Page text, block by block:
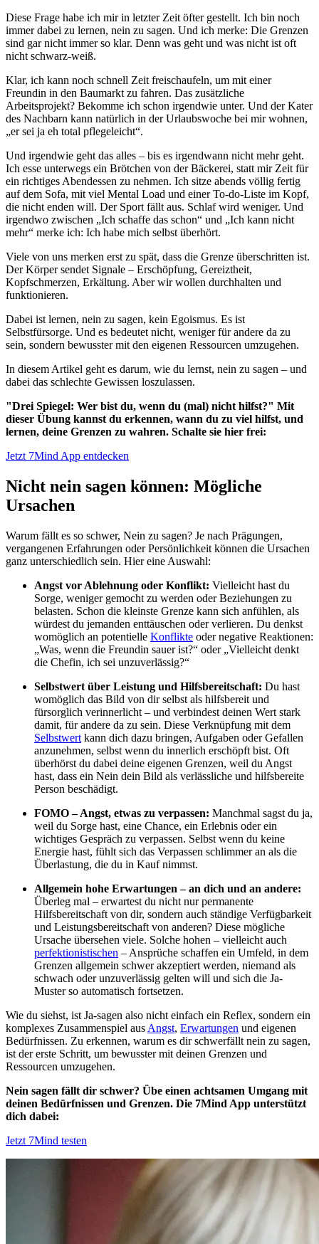
Diese Frage habe ich mir in letzter Zeit öfter gestellt. Ich bin noch
immer dabei zu lernen, nein zu sagen. Und ich merke: Die Grenzen
sind gar nicht immer so klar. Denn was geht und was nicht ist oft
nicht schwarz-weiß.
Klar, ich kann noch schnell Zeit freischaufeln, um mit einer
Freundin in den Baumarkt zu fahren. Das zusätzliche
Arbeitsprojekt? Bekomme ich schon irgendwie unter. Und der Kater
des Nachbarn kann natürlich in der Urlaubswoche bei mir wohnen,
„er sei ja eh total pflegeleicht“.
Und irgendwie geht das alles – bis es irgendwann nicht mehr geht.
Ich esse unterwegs ein Brötchen von der Bäckerei, statt mir Zeit für
ein richtiges Abendessen zu nehmen. Ich sitze abends völlig fertig
auf dem Sofa, mit viel Mental Load und einer To-do-Liste im Kopf,
die nicht enden will. Der Sport fällt aus. Schlaf wird weniger. Und
irgendwo zwischen „Ich schaffe das schon“ und „Ich kann nicht
mehr“ merke ich: Ich habe mich selbst überhört.
Viele von uns merken erst zu spät, dass die Grenze überschritten ist.
Der Körper sendet Signale – Erschöpfung, Gereiztheit,
Kopfschmerzen, Erkältung. Aber wir wollen durchhalten und
funktionieren.
Dabei ist lernen, nein zu sagen, kein Egoismus. Es ist
Selbstfürsorge. Und es bedeutet nicht, weniger für andere da zu
sein, sondern bewusster mit den eigenen Ressourcen umzugehen.
In diesem Artikel geht es darum, wie du lernst, nein zu sagen – und
dabei das schlechte Gewissen loszulassen.
"Drei Spiegel: Wer bist du, wenn du (mal) nicht hilfst?" Mit
dieser Übung kannst du erkennen, wann du zu viel hilfst, und
lernen, deine Grenzen zu wahren. Schalte sie hier frei:
Jetzt 7Mind App entdecken
Nicht nein sagen können: Mögliche
Ursachen
Warum fällt es so schwer, Nein zu sagen? Je nach Prägungen,
vergangenen Erfahrungen oder Persönlichkeit können die Ursachen
ganz unterschiedlich sein. Hier eine Auswahl:
Angst vor Ablehnung oder Konflikt: Vielleicht hast du
Sorge, weniger gemocht zu werden oder Beziehungen zu
belasten. Schon die kleinste Grenze kann sich anfühlen, als
würdest du jemanden enttäuschen oder verlieren. Du denkst
womöglich an potentielle Konflikte oder negative Reaktionen:
„Was, wenn die Freundin sauer ist?“ oder „Vielleicht denkt
die Chefin, ich sei unzuverlässig?“
Selbstwert über Leistung und Hilfsbereitschaft: Du hast
womöglich das Bild von dir selbst als hilfsbereit und
fürsorglich verinnerlicht – und verbindest deinen Wert stark
damit, für andere da zu sein. Diese Verknüpfung mit dem
Selbstwert kann dich dazu bringen, Aufgaben oder Gefallen
anzunehmen, selbst wenn du innerlich erschöpft bist. Oft
überhörst du dabei deine eigenen Grenzen, weil du Angst
hast, dass ein Nein dein Bild als verlässliche und hilfsbereite
Person beschädigt.
FOMO – Angst, etwas zu verpassen: Manchmal sagst du ja,
weil du Sorge hast, eine Chance, ein Erlebnis oder ein
wichtiges Gespräch zu verpassen. Selbst wenn du keine
Energie hast, fühlt sich das Verpassen schlimmer an als die
Überlastung, die du in Kauf nimmst.
Allgemein hohe Erwartungen – an dich und an andere:
Überleg mal – erwartest du nicht nur permanente
Hilfsbereitschaft von dir, sondern auch ständige Verfügbarkeit
und Leistungsbereitschaft von anderen? Diese mögliche
Ursache übersehen viele. Solche hohen – vielleicht auch
perfektionistischen – Ansprüche schaffen ein Umfeld, in dem
Grenzen allgemein schwer akzeptiert werden, niemand als
schwach oder unzuverlässig gelten will und sich die Ja-
Muster so automatisch fortsetzen.
Wie du siehst, ist Ja-sagen also nicht einfach ein Reflex, sondern ein
komplexes Zusammenspiel aus Angst, Erwartungen und eigenen
Bedürfnissen. Zu erkennen, warum es dir schwerfällt nein zu sagen,
ist der erste Schritt, um bewusster mit deinen Grenzen und
Ressourcen umzugehen.
Nein sagen fällt dir schwer? Übe einen achtsamen Umgang mit
deinen Bedürfnissen und Grenzen. Die 7Mind App unterstützt
dich dabei:
Jetzt 7Mind testen